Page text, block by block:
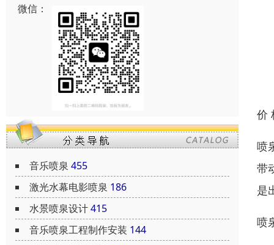
微信：
音乐喷泉 455
激光水幕电影喷泉 186
水景喷泉设计415
音乐喷泉工程制作安装 144
价
喷
带
是
喷